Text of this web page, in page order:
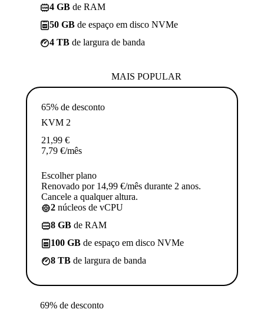
4 GB de RAM
50 GB de espaço em disco NVMe
4 TB de largura de banda
MAIS POPULAR
65% de desconto
KVM 2
21,99 €
7,79 €/mês
Escolher plano
Renovado por 14,99 €/mês durante 2 anos.
Cancele a qualquer altura.
2 núcleos de vCPU
8 GB de RAM
100 GB de espaço em disco NVMe
8 TB de largura de banda
69% de desconto